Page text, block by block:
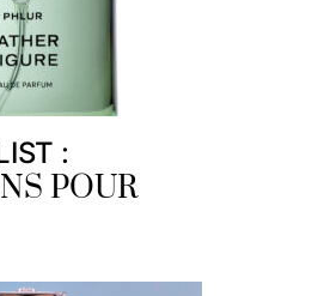
:
POUR